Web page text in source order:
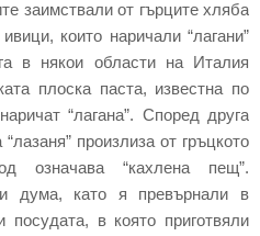
заимствали от гърците хляба
които наричали “лагани”
в някои области на Италия
плоска паста, известна по
“лагана”. Според друга
произлиза от гръцкото
означава “кахлена пещ”.
дума, като я превърнали в
посудата, в която приготвяли